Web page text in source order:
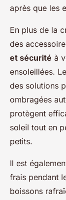
après que les
En plus de la
des
et sécurité à
ensoleillées.
des solutions
ombragées
protègent
soleil tout en
petits.
Il est
frais pendant
boissons